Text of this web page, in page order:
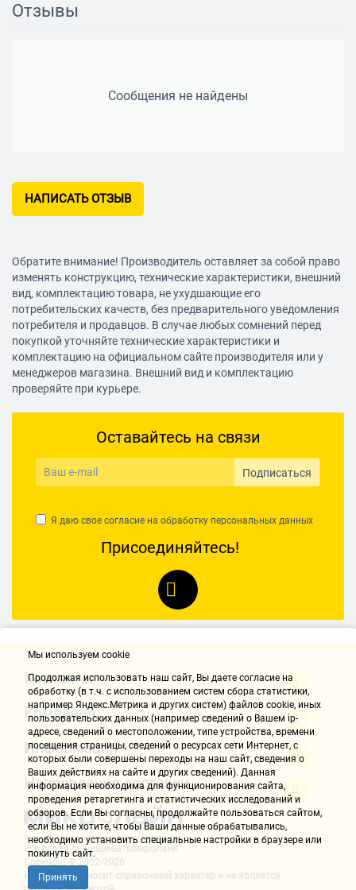
Отзывы
Сообщения не найдены
НАПИСАТЬ ОТЗЫВ
Обратите внимание! Производитель оставляет за собой право
изменять конструкцию, технические характеристики, внешний
вид, комплектацию товара, не ухудшающие его
потребительских качеств, без предварительного уведомления
потребителя и продавцов. В случае любых сомнений перед
покупкой уточняйте технические характеристики и
комплектацию на официальном сайте производителя или у
менеджеров магазина. Внешний вид и комплектацию
проверяйте при курьере.
Оставайтесь на связи
Подписаться
Я даю свое согласие на обработку персональных данных
Присоединяйтесь!
Контакты
Компания
Информация
Направления доставки
Все права защищены "Микролайн"
Copyright © 2002-2026
Информация носит справочный характер и не является
Мы используем cookie
Продолжая использовать наш cайт, Вы даете согласие на
обработку (в т.ч. с использованием систем сбора статистики,
например Яндекс.Метрика и других систем) файлов cookie, иных
пользовательских данных (например сведений о Вашем ip-
адресе, сведений о местоположении, типе устройства, времени
посещения страницы, сведений о ресурсах сети Интернет, с
которых были совершены переходы на наш сайт, сведения о
Ваших действиях на сайте и других сведений). Данная
информация необходима для функционирования сайта,
проведения ретаргетинга и статистических исследований и
обзоров. Если Вы согласны, продолжайте пользоваться сайтом,
если Вы не хотите, чтобы Ваши данные обрабатывались,
необходимо установить специальные настройки в браузере или
покинуть сайт.
Принять